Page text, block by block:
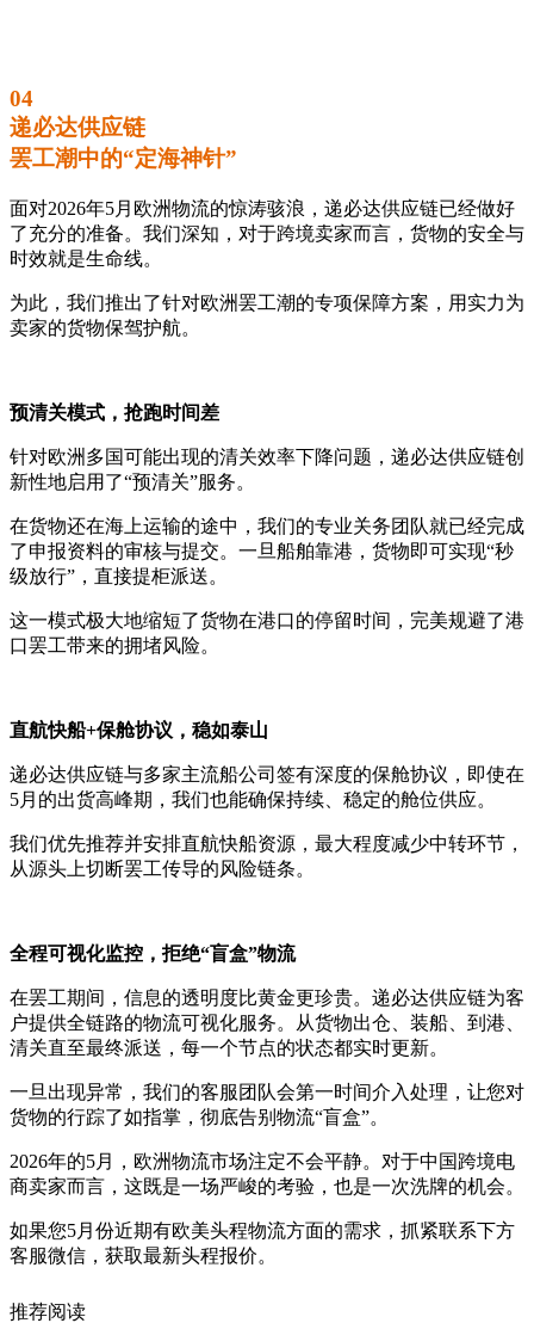
04
递必达供应链
罢工潮中的“定海神针”
面对2026年5月欧洲物流的惊涛骇浪，递必达供应链已经做好
了充分的准备。我们深知，对于跨境卖家而言，货物的安全与
时效就是生命线。
为此，我们推出了针对欧洲罢工潮的专项保障方案，用实力为
卖家的货物保驾护航。
预清关模式，抢跑时间差
针对欧洲多国可能出现的清关效率下降问题，递必达供应链创
新性地启用了“预清关”服务。
在货物还在海上运输的途中，我们的专业关务团队就已经完成
了申报资料的审核与提交。一旦船舶靠港，货物即可实现“秒
级放行”，直接提柜派送。
这一模式极大地缩短了货物在港口的停留时间，完美规避了港
口罢工带来的拥堵风险。
直航快船+保舱协议，稳如泰山
递必达供应链与多家主流船公司签有深度的保舱协议，即使在
5月的出货高峰期，我们也能确保持续、稳定的舱位供应。
我们优先推荐并安排直航快船资源，最大程度减少中转环节，
从源头上切断罢工传导的风险链条。
全程可视化监控，拒绝“盲盒”物流
在罢工期间，信息的透明度比黄金更珍贵。递必达供应链为客
户提供全链路的物流可视化服务。从货物出仓、装船、到港、
清关直至最终派送，每一个节点的状态都实时更新。
一旦出现异常，我们的客服团队会第一时间介入处理，让您对
货物的行踪了如指掌，彻底告别物流“盲盒”。
2026年的5月，欧洲物流市场注定不会平静。对于中国跨境电
商卖家而言，这既是一场严峻的考验，也是一次洗牌的机会。
如果您5月份近期有欧美头程物流方面的需求，抓紧联系下方
客服微信，获取最新头程报价。
推荐阅读